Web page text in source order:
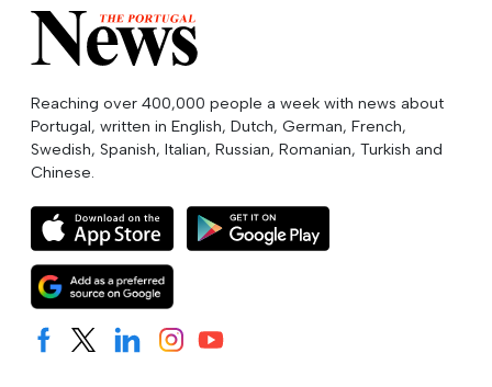
Reaching over 400,000 people a week with news about
Portugal, written in English, Dutch, German, French,
Swedish, Spanish, Italian, Russian, Romanian, Turkish and
Chinese.